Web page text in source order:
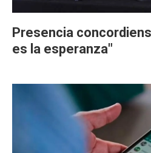
Presencia
es la esperanza"